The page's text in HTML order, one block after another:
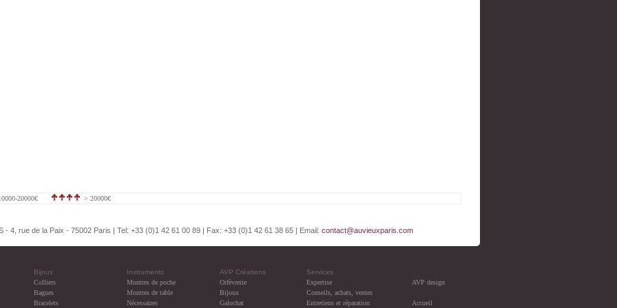
20000€ > 20000€
- 4, rue de la Paix - 75002 Paris | Tel: +33 (0)1 42 61 00 89 | Fax: +33 (0)1 42 61 38 65 | Email: contact@auvieuxparis.com
Bijoux
Colliers
Bagues
Bracelets
Instruments
Montres de poche
Montres de table
Nécessaires
AVP Créations
Orfèvrerie
Bijoux
Galuchat
Services
Expertise
Conseils, achats, ventes
Entretiens et réparation
AVP design
Accueil